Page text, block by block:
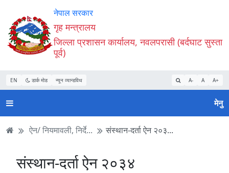
Mode
सुरु
गर्नुहोस्
सामाग्री
पढ्नुहाेस्
नेभिगेसन
पढ्नुहाेस्
खोजमा
जानुहोस्
नेपाल सरकार
गृह मन्त्रालय
जिल्ला प्रशासन कार्यालय, नवलपरासी (बर्दघाट सुस्ता
पूर्व)
EN डार्क मोड न्यून व्यान्डविथ A- A A+
मेनु
ऐन/ नियमावली, निर्दे... संस्थान-दर्ता ऐन २०३...
संस्थान-दर्ता ऐन २०३४